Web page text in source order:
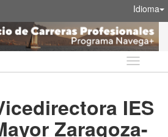
Idioma
Idioma
IES
Zaragoza-